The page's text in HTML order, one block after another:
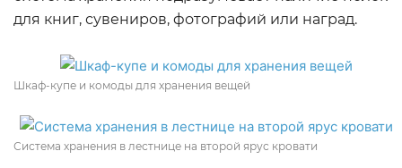
для книг, сувениров, фотографий или наград.
Шкаф-купе и комоды для хранения вещей
Система хранения в лестнице на второй ярус кровати